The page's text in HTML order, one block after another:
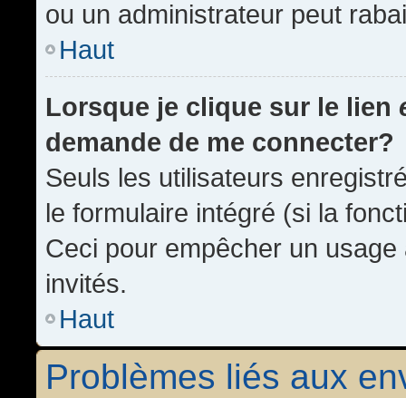
ou un administrateur peut
Haut
Lorsque je clique sur le lien
demande de me connecter?
Seuls les utilisateurs
le formulaire intégré (si la
Ceci pour empêcher un
invités.
Haut
Problèmes liés aux